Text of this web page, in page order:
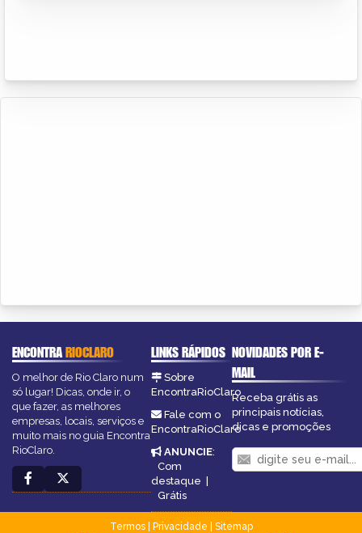
ENCONTRARIOCLARO
O melhor de Rio Claro num
só lugar! Dicas, onde ir, o
que fazer, as melhores
empresas, locais, serviços e
muito mais no guia Encontra
RioClaro.
LINKS RÁPIDOS
Sobre
EncontraRioClaro
Fale com o
EncontraRioClaro
ANUNCIE:
Com
destaque |
Grátis
NOVIDADES POR E-
MAIL
Receba grátis as
principais notícias,
dicas e promoções
Termos| Privacidade
Sitemap